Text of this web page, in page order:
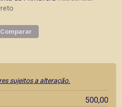
Comparar
sujeitos a alteração.
500,00